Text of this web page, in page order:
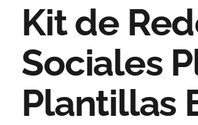
Kit de
Sociales
Plantillas